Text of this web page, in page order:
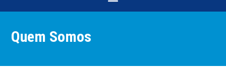
Quem Somos